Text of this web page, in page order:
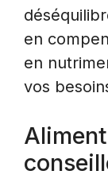
en
en
vos